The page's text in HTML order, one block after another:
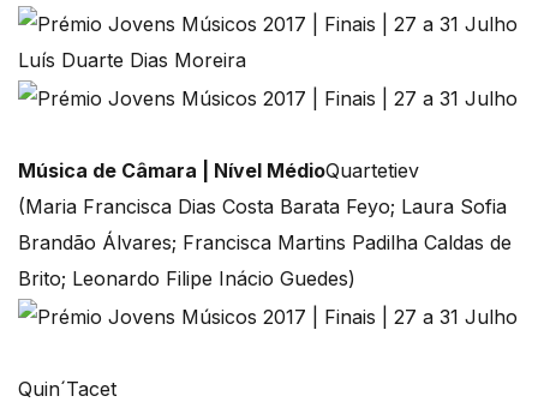
Luís Duarte Dias Moreira
Música de Câmara | Nível MédioQuartetiev
(Maria Francisca Dias Costa Barata Feyo; Laura Sofia
Brandão Álvares; Francisca Martins Padilha Caldas de
Brito; Leonardo Filipe Inácio Guedes)
Quin´Tacet